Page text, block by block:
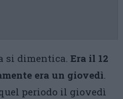
si dimentica. Era il 12
era un giovedì.
periodo il giovedì